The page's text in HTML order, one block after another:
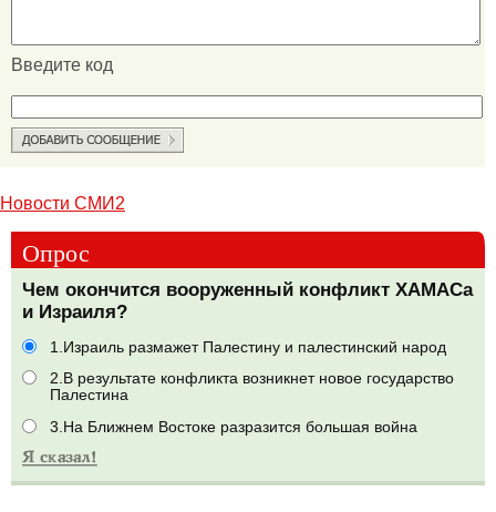
Введите код
Новости СМИ2
Опрос
Чем окончится вооруженный конфликт ХАМАСа
и Израиля?
1.Израиль размажет Палестину и палестинский народ
2.В результате конфликта возникнет новое государство
Палестина
3.На Ближнем Востоке разразится большая война